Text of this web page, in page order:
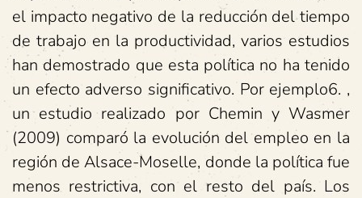
el impacto negativo de la reducción del tiempo
de trabajo en la productividad, varios estudios
han demostrado que esta política no ha tenido
un efecto adverso significativo. Por ejemplo6. ,
un estudio realizado por Chemin y Wasmer
(2009) comparó la evolución del empleo en la
región de Alsace-Moselle, donde la política fue
menos restrictiva, con el resto del país. Los